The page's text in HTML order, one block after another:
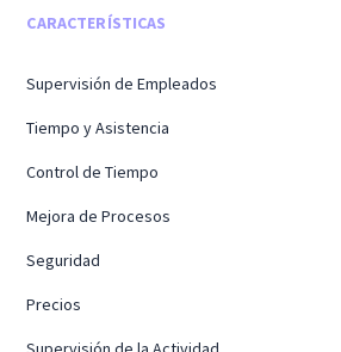
CARACTERÍSTICAS
Supervisión de Empleados
Tiempo y Asistencia
Control de Tiempo
Mejora de Procesos
Seguridad
Precios